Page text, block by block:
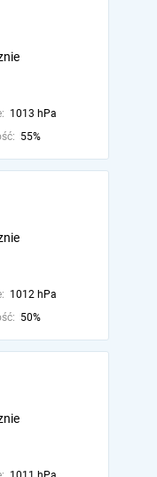
1013 hPa
55%
1012 hPa
50%